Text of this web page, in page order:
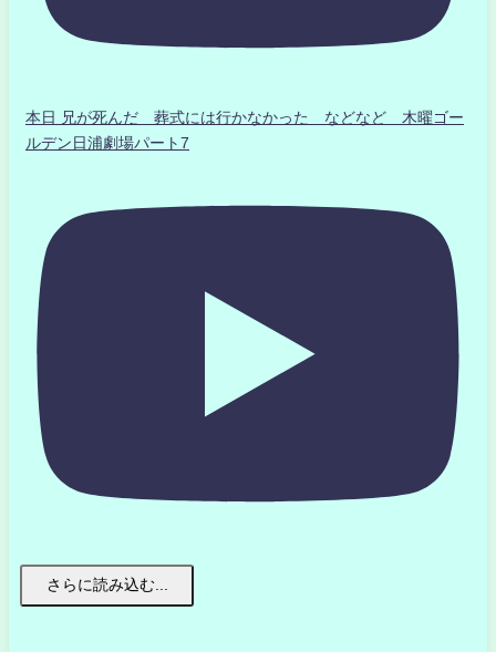
本日 兄が死んだ 葬式には行かなかった などなど 木曜ゴー
ルデン日浦劇場パート7
さらに読み込む...